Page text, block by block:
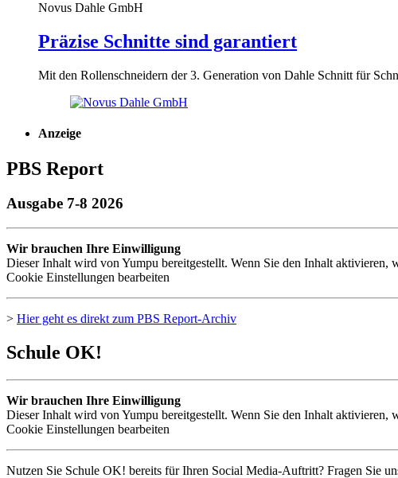
Novus Dahle GmbH
Präzise Schnitte sind garantiert
Mit den Rollenschneidern der 3. Generation von Dahle Schnitt für
Anzeige
PBS Report
Ausgabe 7-8 2026
Wir brauchen Ihre Einwilligung
Dieser Inhalt wird von Yumpu bereitgestellt. Wenn Sie den Inhalt aktivieren,
Cookie Einstellungen bearbeiten
> Hier geht es direkt zum PBS Report-Archiv
Schule OK!
Wir brauchen Ihre Einwilligung
Dieser Inhalt wird von Yumpu bereitgestellt. Wenn Sie den Inhalt aktivieren,
Cookie Einstellungen bearbeiten
Nutzen Sie Schule OK! bereits für Ihren Social Media-Auftritt? Fragen Sie